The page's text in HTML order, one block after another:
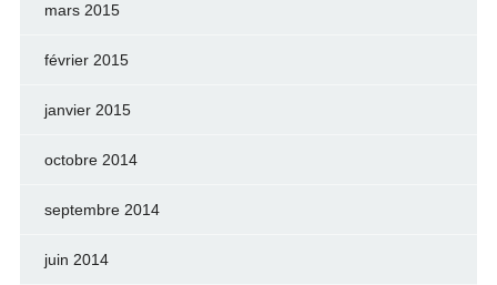
mars 2015
février 2015
janvier 2015
octobre 2014
septembre 2014
juin 2014